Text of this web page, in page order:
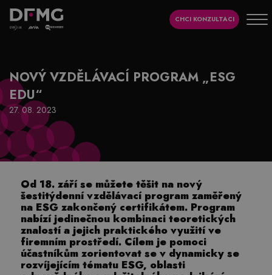
CHCI KONZULTACI
NOVÝ VZDĚLÁVACÍ PROGRAM „ESG
EDU“
27. 08. 2023
Od 18. září se můžete těšit na nový
šestitýdenní vzdělávací program zaměřený
na ESG zakončený certifikátem. Program
nabízí jedinečnou kombinaci teoretických
znalostí a jejich praktického využití ve
firemním prostředí. Cílem je pomoci
účastníkům zorientovat se v dynamicky se
rozvíjejícím tématu ESG, oblasti